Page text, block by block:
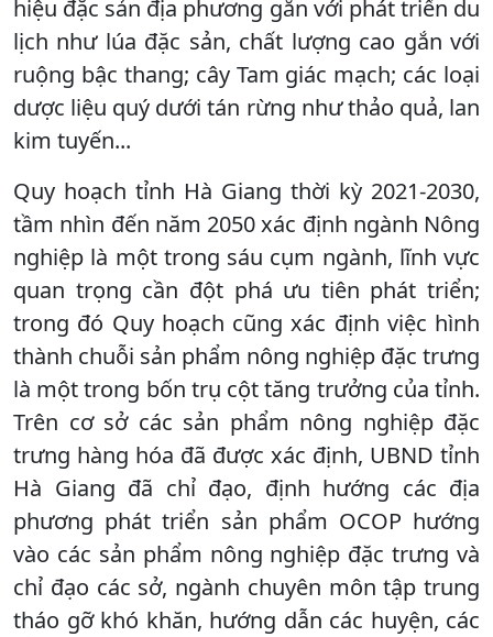
hiệu đặc sản địa phương gắn với phát triển du
lịch như lúa đặc sản, chất lượng cao gắn với
ruộng bậc thang; cây Tam giác mạch; các loại
dược liệu quý dưới tán rừng như thảo quả, lan
kim tuyến...
Quy hoạch tỉnh Hà Giang thời kỳ 2021-2030,
tầm nhìn đến năm 2050 xác định ngành Nông
nghiệp là một trong sáu cụm ngành, lĩnh vực
quan trọng cần đột phá ưu tiên phát triển;
trong đó Quy hoạch cũng xác định việc hình
thành chuỗi sản phẩm nông nghiệp đặc trưng
là một trong bốn trụ cột tăng trưởng của tỉnh.
Trên cơ sở các sản phẩm nông nghiệp đặc
trưng hàng hóa đã được xác định, UBND tỉnh
Hà Giang đã chỉ đạo, định hướng các địa
phương phát triển sản phẩm OCOP hướng
vào các sản phẩm nông nghiệp đặc trưng và
chỉ đạo các sở, ngành chuyên môn tập trung
tháo gỡ khó khăn, hướng dẫn các huyện, các